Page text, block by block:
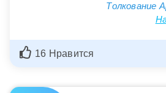
Толкование
16 Нравится